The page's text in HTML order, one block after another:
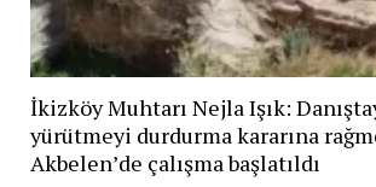
İkizköy Muhtarı Nejla Işık:
yürütmeyi durdurma kararına
Akbelen’de çalışma başlatıldı